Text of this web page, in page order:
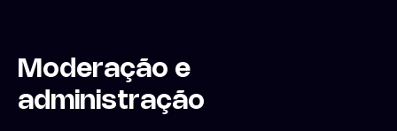
Moderação e
administração